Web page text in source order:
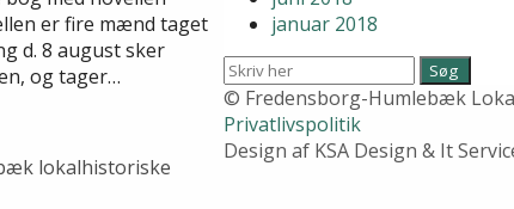
januar 2018
er fire mænd taget
d. 8 august sker
og tager…
lokalhistoriske
© Fredensborg-Humlebæk
Privatlivspolitik
Design af KSA Design & It